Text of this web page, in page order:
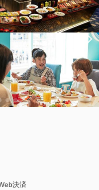
決済